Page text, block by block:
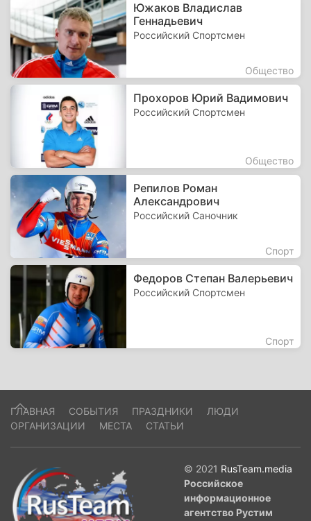
Южаков Владислав
Геннадьевич
Российский Спортсмен
Общество
Прохоров Юрий Вадимович
Российский Спортсмен
Общество
Репилов Роман
Александрович
Российский Саночник
Спорт
Федоров Степан Валерьевич
Российский Спортсмен
Спорт
ГЛАВНАЯ СОБЫТИЯ ПРАЗДНИКИ
ЛЮДИ
ОРГАНИЗАЦИИ
МЕСТА СТАТЬИ
© 2021 RusTeam.media
Российское
информационное
агентство Рустим